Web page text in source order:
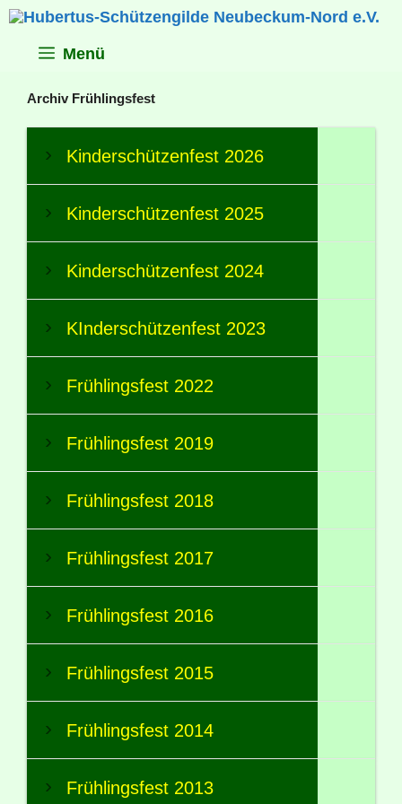
Zum
Inhalt
Menü
Archiv Frühlingsfest
Kinderschützenfest 2026
Kinderschützenfest 2025
Kinderschützenfest 2024
KInderschützenfest 2023
Frühlingsfest 2022
Frühlingsfest 2019
Frühlingsfest 2018
Frühlingsfest 2017
Frühlingsfest 2016
Frühlingsfest 2015
Frühlingsfest 2014
Frühlingsfest 2013